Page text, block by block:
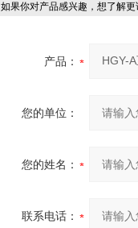
果你对产品感兴趣，想了解
产品：
您的单位：
您的姓名：
联系电话：